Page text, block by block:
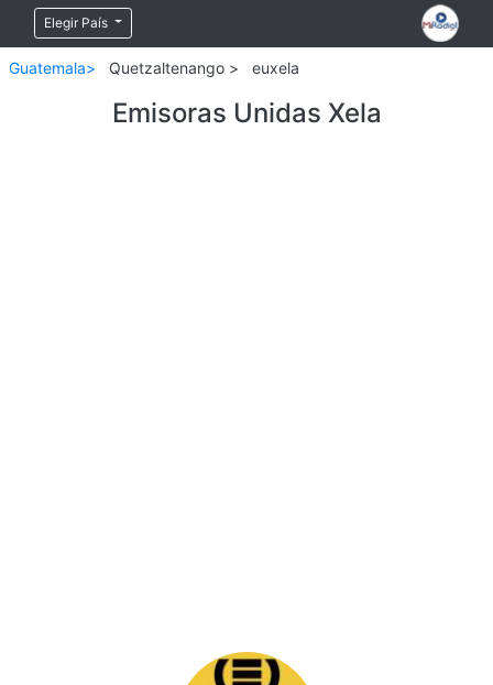
Elegir País
Guatemala> Quetzaltenango > euxela
Emisoras Unidas Xela